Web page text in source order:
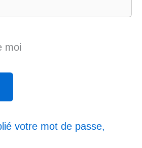
moi
votre mot de passe,